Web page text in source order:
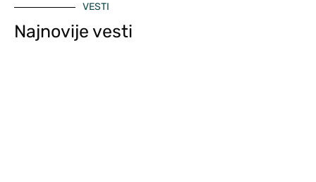
VESTI
Najnovije vesti